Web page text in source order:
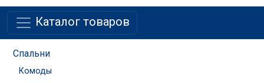
Каталог товаров
Спальни
Комоды